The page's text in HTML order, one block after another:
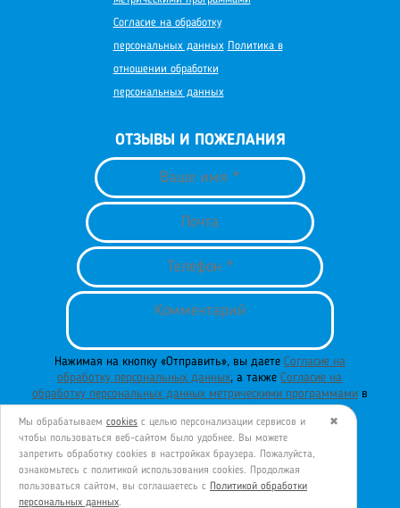
Согласие на обработку
персональных данных
Политика в
отношении обработки
персональных данных
ОТЗЫВЫ И ПОЖЕЛАНИЯ
Нажимая на кнопку «Отправить», вы даете Согласие на
обработку персональных данных, а такжеСогласие на
обработку персональных данных метрическими программамив
Политики обработки персональных
данных.
ОТПРАВИТЬ
✖
Мы обрабатываем cookies с целью персонализации сервисов и
чтобы пользоваться веб-сайтом было удобнее. Вы можете
запретить обработку сookies в настройках браузера. Пожалуйста,
ознакомьтесь с политикой использования cookies. Продолжая
пользоваться сайтом, вы соглашаетесь с Политикой обработки
персональных данных.